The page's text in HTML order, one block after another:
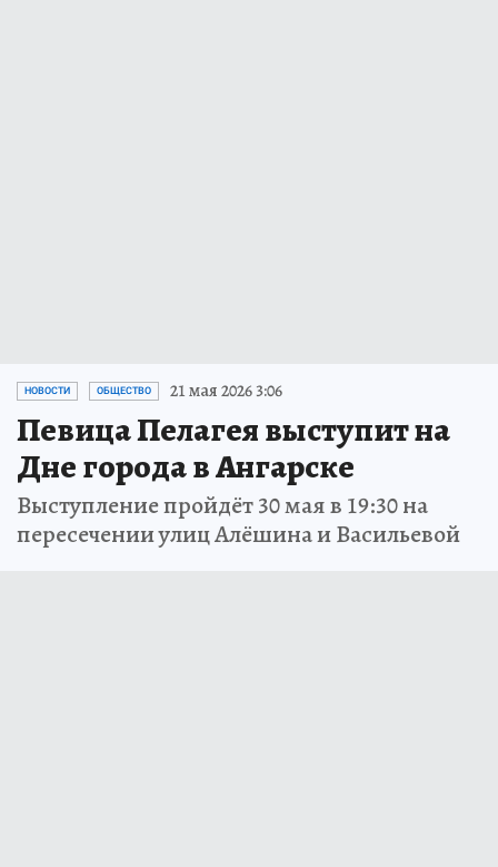
НОВОСТИ ОБЩЕСТВО 21 мая 2026 3:06
Певица Пелагея выступит на
Дне города в Ангарске
Выступление пройдёт 30 мая в 19:30 на
пересечении улиц Алёшина и Васильевой